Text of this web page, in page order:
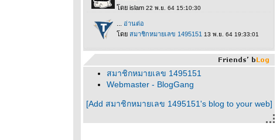
สมาชิกหมายเลข 1495151
Webmaster - BlogGang
[Add สมาชิกหมายเลข 1495151's blog to your web]